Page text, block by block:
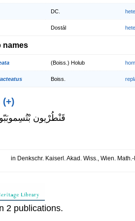
DC.
Dostál
names
(Boiss.) Holub
Boiss.
(+)
: قَنْطُرْيون
in Denkschr. Kaiserl. Akad. Wiss., Wien.
2 publications.